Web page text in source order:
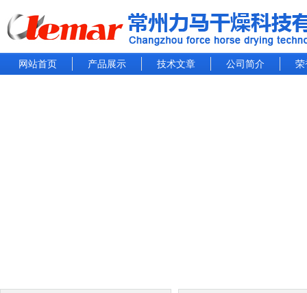
网站首页 产品展示 技术文章 公司简介 荣